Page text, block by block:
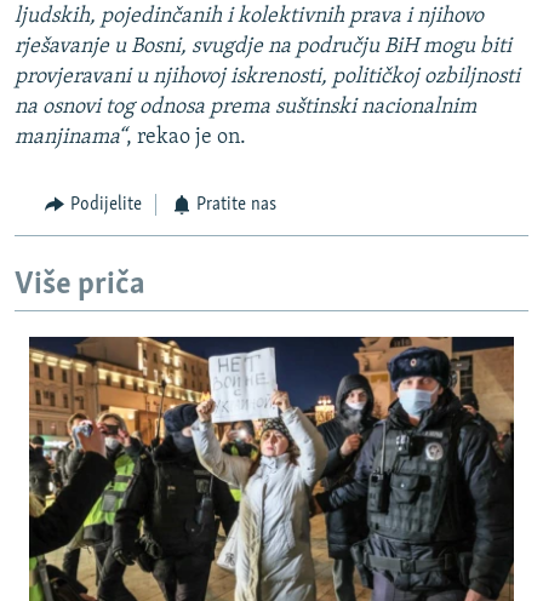
ljudskih, pojedinčanih i kolektivnih prava i njihovo
rješavanje u Bosni, svugdje na području BiH mogu biti
provjeravani u njihovoj iskrenosti, političkoj ozbiljnosti
na osnovi tog odnosa prema suštinski nacionalnim
manjinama“, rekao je on.
Podijelite Pratite nas
Više priča